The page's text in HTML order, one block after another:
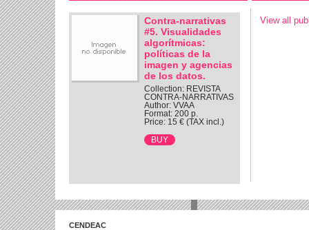
Contra-narrativas
#5. Visualidades
algorítmicas:
políticas de la
imagen y agencias
de los datos.
Collection: REVISTA
CONTRA-NARRATIVAS
Author: VVAA
Format: 200 p.
Price: 15 € (TAX incl.)
View all
CENDEAC